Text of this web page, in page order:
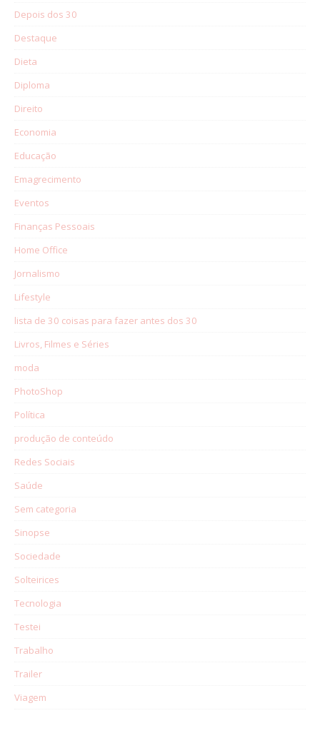
Depois dos 30
Destaque
Dieta
Diploma
Direito
Economia
Educação
Emagrecimento
Eventos
Finanças Pessoais
Home Office
Jornalismo
Lifestyle
lista de 30 coisas para fazer antes dos 30
Livros, Filmes e Séries
moda
PhotoShop
Política
produção de conteúdo
Redes Sociais
Saúde
Sem categoria
Sinopse
Sociedade
Solteirices
Tecnologia
Testei
Trabalho
Trailer
Viagem